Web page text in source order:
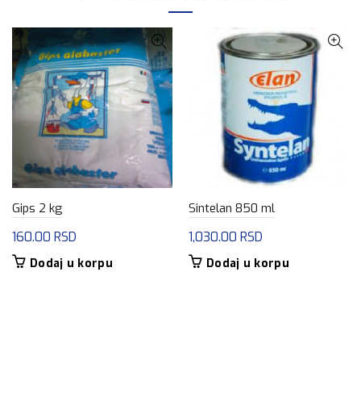
Gips 2 kg
160.00 RSD
Dodaj u korpu
Sintelan 850 ml
1,030.00 RSD
Dodaj u korpu